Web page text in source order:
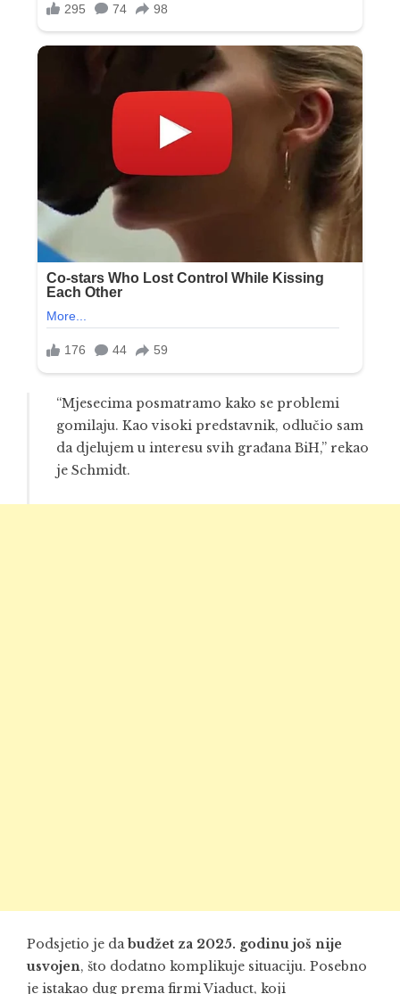
“Mjesecima posmatramo kako se problemi
gomilaju. Kao visoki predstavnik, odlučio sam
da djelujem u interesu svih građana BiH,” rekao
je Schmidt.
Podsjetio je da budžet za 2025. godinu još nije
usvojen, što dodatno komplikuje situaciju. Posebno
je istakao dug prema firmi Viaduct, koji